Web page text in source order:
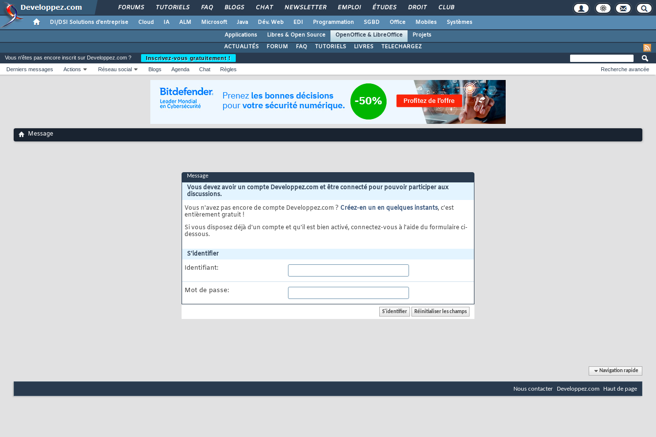
FORUMS TUTORIELS FAQ BLOGS CHAT NEWSLETTER EMPLOI ÉTUDES DROIT CLUB
DI/DSI Solutions d'entreprise Cloud IA ALM Microsoft Java Dév. Web EDI Programmation SGBD Office Mobiles
Systèmes
Applications
Libres & Open Source OpenOffice & LibreOffice
Projets
ACTUALITÉS
FORUM FAQ TUTORIELS LIVRES TELECHARGEZ
Vous n'êtes pas encore inscrit sur Developpez.com ?
Inscrivez-vous gratuitement !
Derniers messages
Actions Réseau social Blogs Agenda Chat Règles Recherche avancée
Message
Message
Vous devez avoir un compte Developpez.com et être connecté pour pouvoir participer aux
discussions.
Vous n'avez pas encore de compte Developpez.com ? Créez-en un en quelques instants, c'est
entièrement gratuit !
Si vous disposez déjà d'un compte et qu'il est bien activé, connectez-vous à l'aide du formulaire ci-
dessous.
S'identifier
Identifiant:
Mot de passe:
Navigation rapide
Nous contacter Developpez.com Haut de page